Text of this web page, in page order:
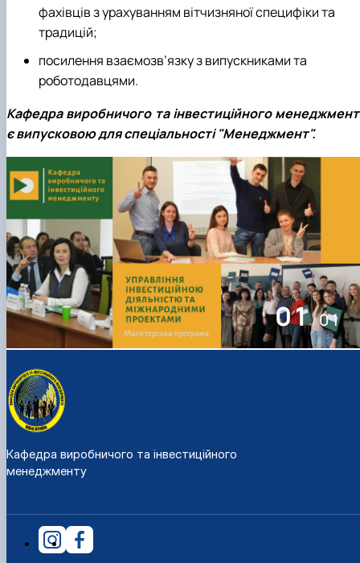
фахівців з урахуванням вітчизняної специфіки та
традицій;
посилення взаємозв’язку з випускниками та
роботодавцями.
Кафедра виробничого та інвестиційного
є випусковою для спеціальності "Менеджмент".
01/01
Кафедра виробничого та інвестиційного
менеджменту